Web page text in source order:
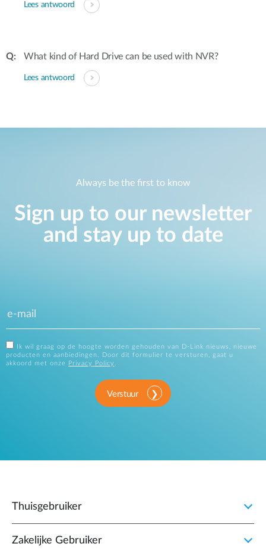
Lees antwoord
What kind of Hard Drive can be used with NVR?
Lees antwoord
Always be the first to know
Sign up to our newsletter
and stay up to date
Ik wil graag op de hoogte worden gehouden van D-Link nieuws, nieuwe
producten en aanbiedingen. Door dit formulier te versturen, gaat u
akkoord met onze
Privacy Policy .
Verstuur
Thuisgebruiker
Zakelijke Gebruiker